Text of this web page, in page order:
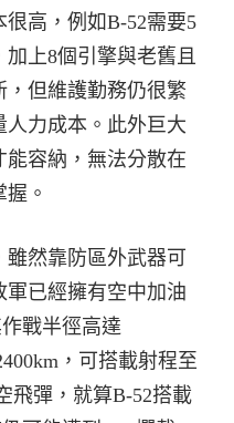
高，例如B-52需要5
上8個引擎與老舊且
但維護勤務仍很繁
力成本。此外巨大
容納，無法分散在
。
雖然靠防區外武器可
已經擁有空中加油
戰半徑高達
，可搭載射程至
飛彈，就算B-52搭載